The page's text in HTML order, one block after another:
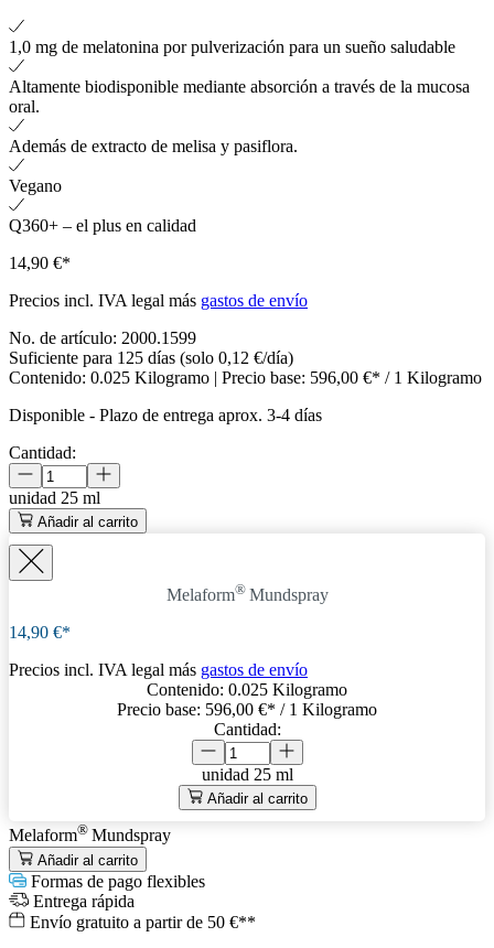
1,0 mg de melatonina por pulverización para un sueño saludable
Altamente biodisponible mediante absorción a través de la mucosa
oral.
Además de extracto de melisa y pasiflora.
Vegano
Q360+ – el plus en calidad
14,90 €*
Precios incl. IVA legal más gastos de envío
No. de artículo: 2000.1599
Suficiente para 125 días (solo 0,12 €/día)
Contenido: 0.025 Kilogramo | Precio base: 596,00 €* / 1 Kilogramo
Disponible - Plazo de entrega aprox. 3-4 días
Cantidad:
unidad 25 ml
Añadir al carrito
Melaform® Mundspray
14,90 €*
Precios incl. IVA legal más gastos de envío
Contenido: 0.025 Kilogramo
Precio base: 596,00 €* / 1 Kilogramo
Cantidad:
unidad 25 ml
Añadir al carrito
Melaform® Mundspray
Añadir al carrito
Formas de pago flexibles
Entrega rápida
Envío gratuito a partir de 50 €**